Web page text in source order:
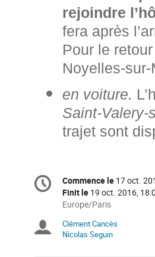
rejoindre
fera après
Pour le
Noyelles-
en voiture.
Saint-
trajet sont
Information
de
conférence
Date/Heure
Commence le 17 oct.
Finit le 19 oct. 2016,
Toutes
horaires
sont
Europe/Paris
Présidents
Clément Cancès
Nicolas Seguin